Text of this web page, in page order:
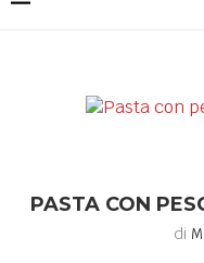
PASTA CON
di